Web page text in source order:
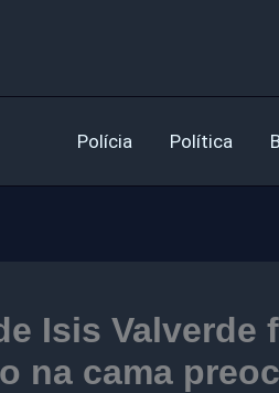
Polícia Política
Isis Valverde
na cama